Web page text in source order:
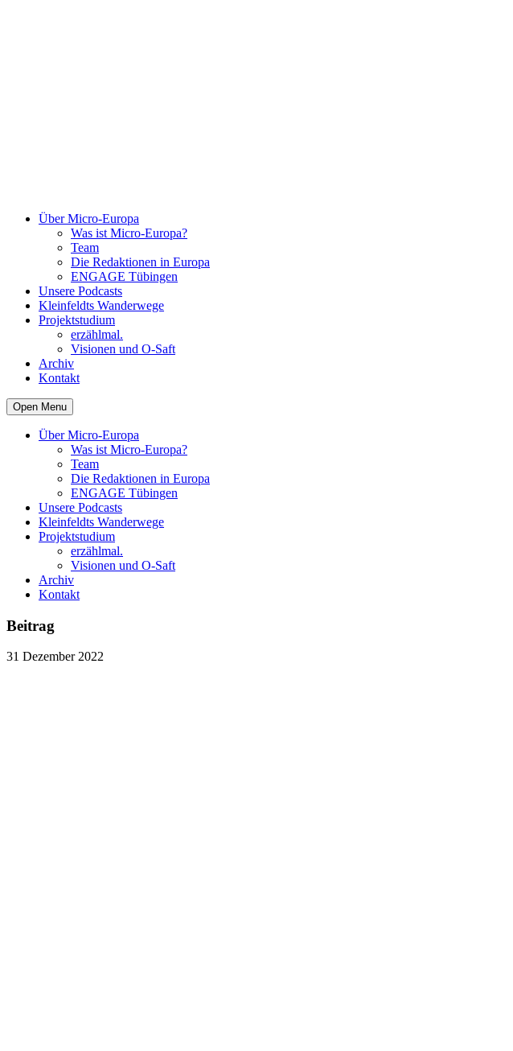
Über Micro-Europa
Was ist Micro-Europa?
Team
Die Redaktionen in Europa
ENGAGE Tübingen
Unsere Podcasts
Kleinfeldts Wanderwege
Projektstudium
erzählmal.
Visionen und O-Saft
Archiv
Kontakt
Open Menu
Über Micro-Europa
Was ist Micro-Europa?
Team
Die Redaktionen in Europa
ENGAGE Tübingen
Unsere Podcasts
Kleinfeldts Wanderwege
Projektstudium
erzählmal.
Visionen und O-Saft
Archiv
Kontakt
Beitrag
31 Dezember 2022